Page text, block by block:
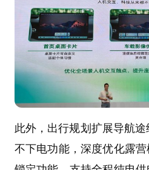
此外，出行规划扩展导航
不下电功能，深度优化露